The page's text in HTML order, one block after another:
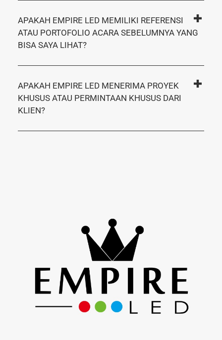
APAKAH EMPIRE LED MEMILIKI REFERENSI
ATAU PORTOFOLIO ACARA SEBELUMNYA YANG
BISA SAYA LIHAT?
APAKAH EMPIRE LED MENERIMA PROYEK
KHUSUS ATAU PERMINTAAN KHUSUS DARI
KLIEN?